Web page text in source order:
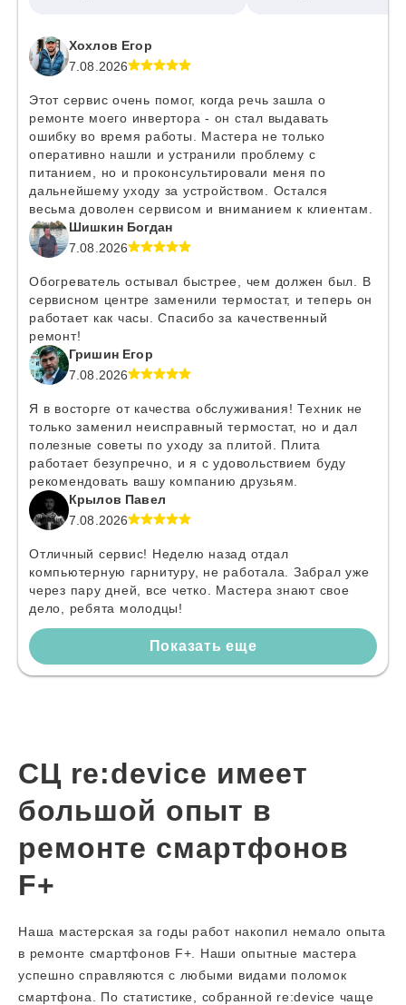
Хохлов Егор
7.08.2026
Этот сервис очень помог, когда речь зашла о
ремонте моего инвертора - он стал выдавать
ошибку во время работы. Мастера не только
оперативно нашли и устранили проблему с
питанием, но и проконсультировали меня по
дальнейшему уходу за устройством. Остался
весьма доволен сервисом и вниманием к клиентам.
Шишкин Богдан
7.08.2026
Обогреватель остывал быстрее, чем должен был. В
сервисном центре заменили термостат, и теперь он
работает как часы. Спасибо за качественный
ремонт!
Гришин Егор
7.08.2026
Я в восторге от качества обслуживания! Техник не
только заменил неисправный термостат, но и дал
полезные советы по уходу за плитой. Плита
работает безупречно, и я с удовольствием буду
рекомендовать вашу компанию друзьям.
Крылов Павел
7.08.2026
Отличный сервис! Неделю назад отдал
компьютерную гарнитуру, не работала. Забрал уже
через пару дней, все четко. Мастера знают свое
дело, ребята молодцы!
Показать еще
СЦ re:device имеет
большой опыт в
ремонте смартфонов
F+
Наша мастерская за годы работ накопил немало опыта
в ремонте смартфонов F+. Наши опытные мастера
успешно справляются с любыми видами поломок
смартфона. По статистике, собранной re:device чаще